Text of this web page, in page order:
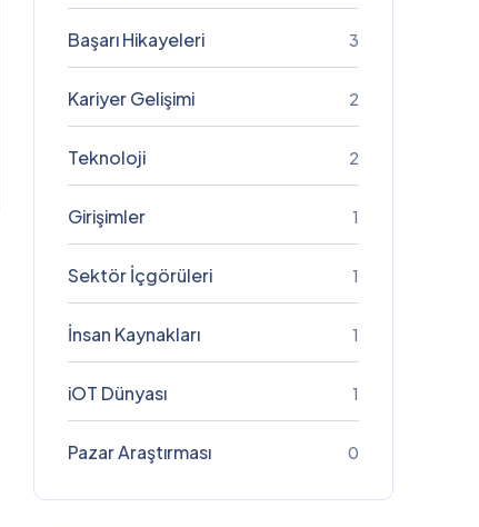
Başarı Hikayeleri 3
Kariyer Gelişimi 2
Teknoloji 2
Girişimler 1
Sektör İçgörüleri 1
İnsan Kaynakları 1
iOT Dünyası 1
Pazar Araştırması 0